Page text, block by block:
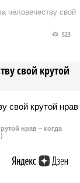
человечеству свой
свой крутой
523
нрав – когда